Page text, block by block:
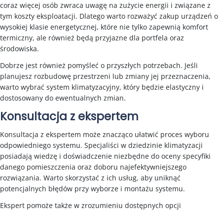
coraz więcej osób zwraca uwagę na zużycie energii i związane z
tym koszty eksploatacji. Dlatego warto rozważyć zakup urządzeń o
wysokiej klasie energetycznej, które nie tylko zapewnią komfort
termiczny, ale również będą przyjazne dla portfela oraz
środowiska.
Dobrze jest również pomyśleć o przyszłych potrzebach. Jeśli
planujesz rozbudowę przestrzeni lub zmiany jej przeznaczenia,
warto wybrać system klimatyzacyjny, który będzie elastyczny i
dostosowany do ewentualnych zmian.
Konsultacja z ekspertem
Konsultacja z ekspertem może znacząco ułatwić proces wyboru
odpowiedniego systemu. Specjaliści w dziedzinie klimatyzacji
posiadają wiedzę i doświadczenie niezbędne do oceny specyfiki
danego pomieszczenia oraz doboru najefektywniejszego
rozwiązania. Warto skorzystać z ich usług, aby uniknąć
potencjalnych błędów przy wyborze i montażu systemu.
Ekspert pomoże także w zrozumieniu dostępnych opcji